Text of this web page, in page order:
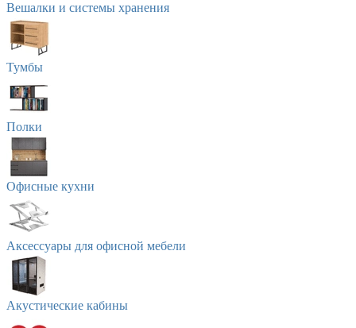
Вешалки и системы хранения
Тумбы
Полки
Офисные кухни
Аксессуары для офисной мебели
Акустические кабины